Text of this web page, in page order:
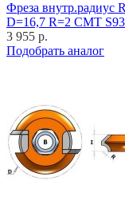
Фреза внутр.радиус
D=16,7 R=2 CMT
3 955 р.
Подобрать аналог